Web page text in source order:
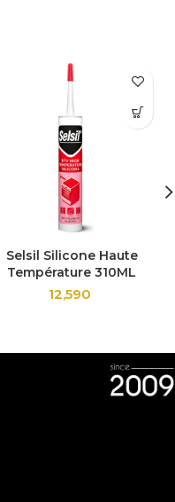
Selsil Silicone Haute
Température 310ML
12,590